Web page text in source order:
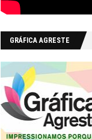
GRÁFICA AGRESTE